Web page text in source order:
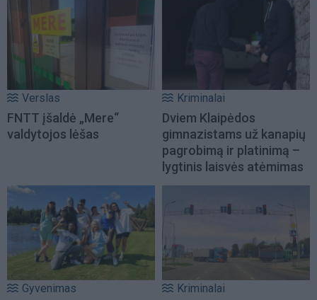
Verslas
FNTT įšaldė „Mere“
valdytojos lėšas
Kriminalai
Dviem Klaipėdos
gimnazistams už kanapių
pagrobimą ir platinimą –
lygtinis laisvės atėmimas
Gyvenimas Kriminalai